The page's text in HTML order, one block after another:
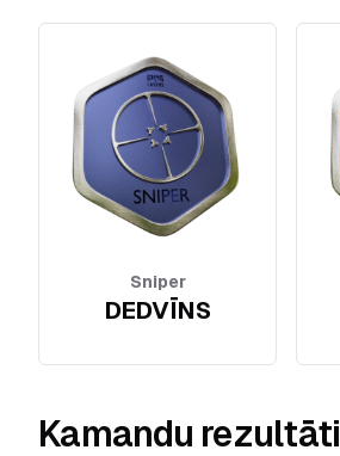
Sniper
DEDVĪNS
Kamandu rezultāti